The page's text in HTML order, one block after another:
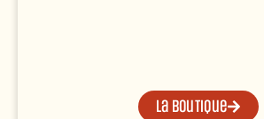
La boutique